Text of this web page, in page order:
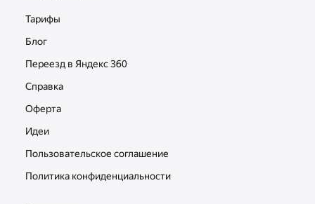
Тарифы
Блог
Переезд в Яндекс 360
Справка
Оферта
Идеи
Пользовательское соглашение
Политика конфиденциальности